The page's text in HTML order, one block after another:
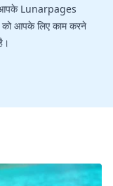
आपके Lunarpages
आपके लिए काम करने